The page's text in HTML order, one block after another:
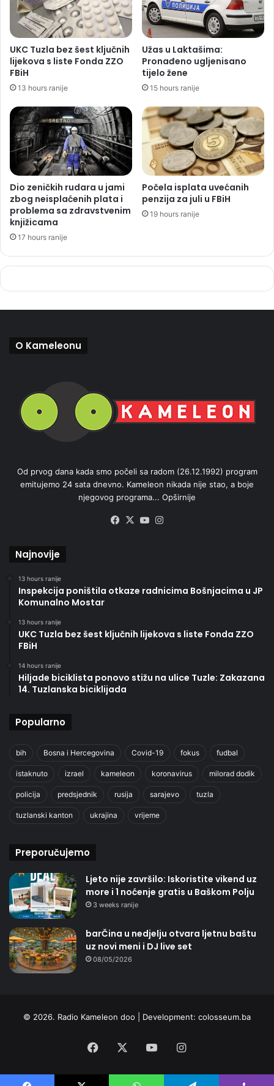
UKC Tuzla bez šest ključnih
lijekova s liste Fonda ZZO
FBiH
13 hours ranije
Užas u Laktašima:
Pronađeno ugljenisano
tijelo žene
15 hours ranije
Dio zeničkih rudara u jami
zbog neisplaćenih plata i
problema sa zdravstvenim
knjižicama
17 hours ranije
Počela isplata uvećanih
penzija za juli u FBiH
19 hours ranije
O Kameleonu
Od prvog dana kada smo počeli sa radom (26.12.1992) program
emitujemo 24 sata dnevno. Kameleon nikada nije stao, a boje
njegovog programa... Opširnije
Facebook
X YouTube
Najnovije
13 hours ranije
Inspekcija poništila otkaze radnicima Bošnjacima u JP
Komunalno Mostar
13 hours ranije
UKC Tuzla bez šest ključnih lijekova s liste Fonda ZZO
FBiH
14 hours ranije
Hiljade biciklista ponovo stižu na ulice Tuzle: Zakazana
14. Tuzlanska biciklijada
Popularno
bih Bosna i Hercegovina Covid-19 fokus fudbal
istaknuto izrael kameleon koronavirus milorad dodik
policija predsjednik rusija sarajevo tuzla
tuzlanski kanton ukrajina vrijeme
Preporučujemo
Ljeto nije završilo: Iskoristite vikend uz
more i 1 noćenje gratis u Baškom Polju
3 weeks ranije
barČina u nedjelju otvara ljetnu baštu
uz novi meni i DJ live set
08/05/2026
© 2026. Radio Kameleon doo | Development: colosseum.ba
Facebook YouTubeInstagram